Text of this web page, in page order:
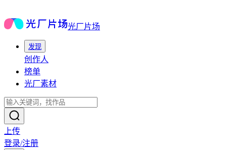
光厂片场
发现
创作人
榜单
光厂素材
上传
登录/注册